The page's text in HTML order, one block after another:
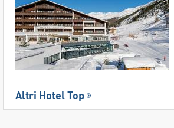
Altri Hotel Top